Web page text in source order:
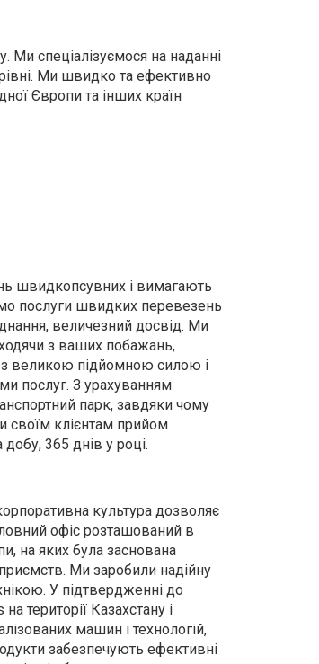
спеціалізуємося на наданні
Ми швидко та ефективно
Європи та інших країн
швидкопсувних і вимагають
послуги швидких перевезень
величезний досвід. Ми
з ваших побажань,
з великою підйомною силою і
послуг. З урахуванням
парк, завдяки чому
своїм клієнтам прийом
365 днів у році.
культура дозволяє
офіс розташований в
на яких була заснована
Ми заробили надійну
У підтвердженні до
території Казахстану і
машин і технологій,
забезпечують ефективні